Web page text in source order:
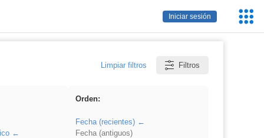
Iniciar sesión
Limpiar filtros Filtros
Orden:
Fecha (recientes)
Fecha (antiguos)